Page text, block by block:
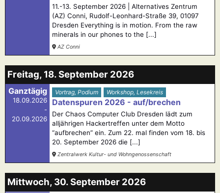
11.-13. September 2026 | Alternatives Zentrum
(AZ) Conni, Rudolf-Leonhard-Straße 39, 01097
Dresden Everything is in motion. From the raw
minerals in our phones to the [...]
AZ Conni
Freitag, 18. September 2026
Ganztägig
18.09.2026
-
20.09.2026
Vortrag, Podium Workshop, Lesekreis
Datenspuren 2026 - auf/brechen
Der Chaos Computer Club Dresden lädt zum
alljährigen Hackertreffen unter dem Motto
“aufbrechen” ein. Zum 22. mal finden vom 18. bis
20. September 2026 die [...]
Zentralwerk Kultur- und Wohngenossenschaft
Mittwoch, 30. September 2026